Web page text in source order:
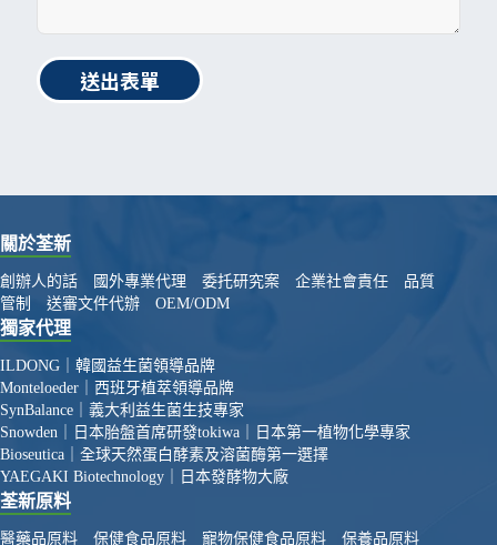
送出表單
關於荃新
創辦人的話 國外專業代理 委托研究案 企業社會責任
品質
管制
送審文件代辦 OEM/ODM
獨家代理
ILDONG｜韓國益生菌領導品牌
Monteloeder｜西班牙植萃領導品牌
SynBalance｜義大利益生菌生技專家
Snowden｜日本胎盤首席研發tokiwa｜日本第一植物化學專家
Bioseutica｜全球天然蛋白酵素及溶菌酶第一選擇
YAEGAKI Biotechnology｜日本發酵物大廠
荃新原料
醫藥品原料 保健食品原料 寵物保健食品原料 保養品原料